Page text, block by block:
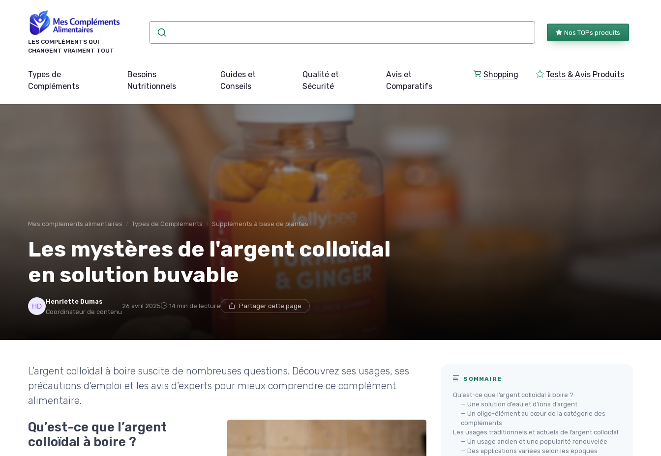
LES COMPLÉMENTS QUI
CHANGENT VRAIMENT TOUT
Nos TOPs produits
Types de
Compléments
Besoins
Nutritionnels
Guides et
Conseils
Qualité et
Sécurité
Avis et
Comparatifs
Shopping Tests & Avis Produits
Mes complements alimentaires Types de Compléments Suppléments à base de plantes
Les mystères de l'argent colloïdal
en solution buvable
Henriette Dumas
Coordinateur de contenu
26 avril 2025 14 min de lecture Partager cette page
L’argent colloïdal à boire suscite de nombreuses questions. Découvrez ses usages, ses
précautions d’emploi et les avis d’experts pour mieux comprendre ce complément
alimentaire.
Qu’est-ce que l’argent
colloïdal à boire ?
SOMMAIRE
Qu’est-ce que l’argent colloïdal à boire ?
— Une solution d’eau et d’ions d’argent
— Un oligo-élément au cœur de la catégorie des
compléments
Les usages traditionnels et actuels de l’argent colloïdal
— Un usage ancien et une popularité renouvelée
— Des applications variées selon les époques